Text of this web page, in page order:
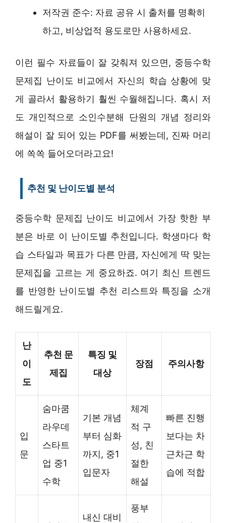
저작권 준수: 자료 공유 시 출처를 명확히
하고, 비상업적 용도로만 사용하세요.
이런 필수 자료들이 잘 갖춰져 있으면, 중등수학
문제집 난이도 비교에서 자신의 학습 상황에 맞
게 골라서 활용하기 훨씬 수월해집니다. 혹시 저
도 개인적으로 소인수분해 단원의 개념 정리와
해설이 잘 되어 있는 PDF를 써봤는데, 진짜 머리
에 쏙쏙 들어오더라고요!
추천 및 난이도별 분석
중등수학 문제집 난이도 비교에서 가장 핫한 부
분은 바로 이 난이도별 추천입니다. 학생마다 학
습 스타일과 목표가 다른 만큼, 자신에게 딱 맞는
문제집을 고르는 게 중요하죠. 여기 최신 트렌드
를 반영한 난이도별 추천 리스트와 특징을 소개
해드릴게요.
난
이
도
추천 문
제집
특징 및
대상
장점 주의사항
입
문
숨마쿰
라우데
스타트
업 중1
수학
기본 개념
부터 심화
까지, 중1
입문자
체계
적 구
성, 친
절한
해설
빠른 진행
보다는 차
근차근 학
습에 적합
내신 대비
풍부